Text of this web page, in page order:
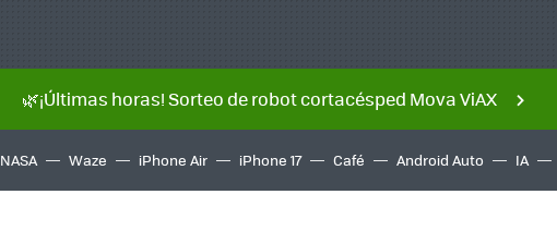
🌿¡Últimas horas! Sorteo de robot cortacésped Mova ViAX
NASA Waze iPhone Air iPhone 17 Café Android Auto IA